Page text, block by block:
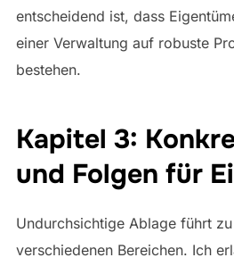
entscheidend ist, dass
einer Verwaltung auf robuste
bestehen.
Kapitel 3:
und Folgen für
Undurchsichtige Ablage führt
verschiedenen Bereichen. Ich